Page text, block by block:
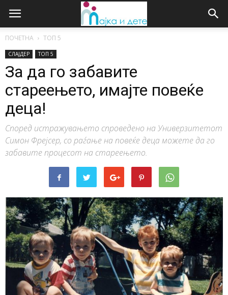
ПОЧЕТНА ТОП 5
СЛАЈДЕР ТОП 5
За да го забавите
стареењето, имајте повеќе
деца!
Според истражувањето спроведено на Универзитетот
Симон Фрејсер, со раѓање на повеќе деца можете да го
забавите процесот на стареењето.